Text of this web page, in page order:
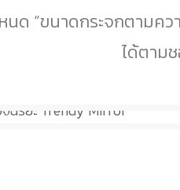
“ขนาดกระจกตามคว
ได้ตาม